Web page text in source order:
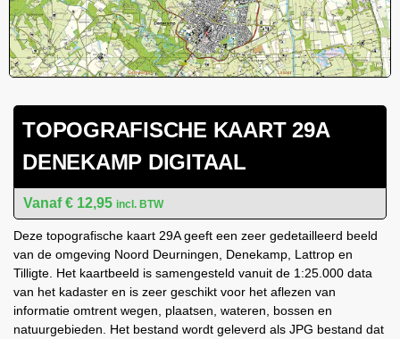
TOPOGRAFISCHE KAART 29A
DENEKAMP DIGITAAL
€ 12,95 incl. BTW
Deze topografische kaart 29A geeft een zeer gedetailleerd beeld
van de omgeving Noord Deurningen, Denekamp, Lattrop en
Tilligte. Het kaartbeeld is samengesteld vanuit de 1:25.000 data
van het kadaster en is zeer geschikt voor het aflezen van
informatie omtrent wegen, plaatsen, wateren, bossen en
natuurgebieden. Het bestand wordt geleverd als JPG bestand dat